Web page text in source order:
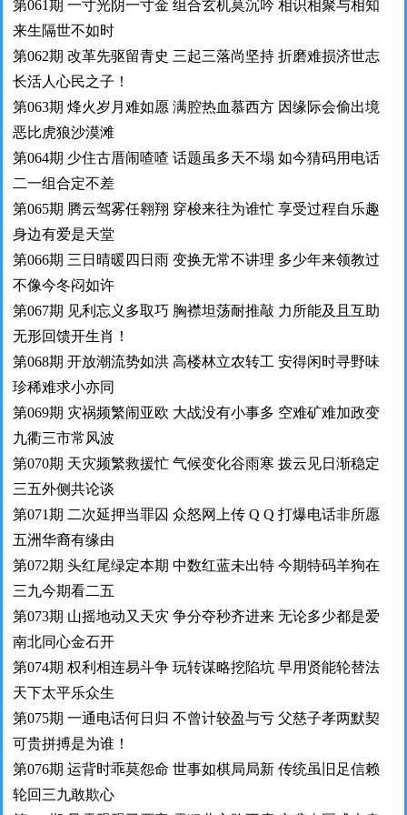
第061期 一寸光阴一寸金 组合玄机莫沉吟 相识相聚与相知
来生隔世不如时
第062期 改革先驱留青史 三起三落尚坚持 折磨难损济世志
长活人心民之子！
第063期 烽火岁月难如愿 满腔热血慕西方 因缘际会偷出境
恶比虎狼沙漠滩
第064期 少住古厝闹喳喳 话题虽多天不塌 如今猜码用电话
二一组合定不差
第065期 腾云驾雾任翱翔 穿梭来往为谁忙 享受过程自乐趣
身边有爱是天堂
第066期 三日晴暖四日雨 变换无常不讲理 多少年来领教过
不像今冬闷如许
第067期 见利忘义多取巧 胸襟坦荡耐推敲 力所能及且互助
无形回馈开生肖！
第068期 开放潮流势如洪 高楼林立农转工 安得闲时寻野味
珍稀难求小亦同
第069期 灾祸频繁闹亚欧 大战没有小事多 空难矿难加政变
九衢三市常风波
第070期 天灾频繁救援忙 气候变化谷雨寒 拨云见日渐稳定
三五外侧共论谈
第071期 二次延押当罪囚 众怒网上传 Q Q 打爆电话非所愿
五洲华裔有缘由
第072期 头红尾绿定本期 中数红蓝未出特 今期特码羊狗在
三九今期看二五
第073期 山摇地动又天灾 争分夺秒齐进来 无论多少都是爱
南北同心金石开
第074期 权利相连易斗争 玩转谋略挖陷坑 早用贤能轮替法
天下太平乐众生
第075期 一通电话何日归 不曾计较盈与亏 父慈子孝两默契
可贵拼搏是为谁！
第076期 运背时乖莫怨命 世事如棋局局新 传统虽旧足信赖
轮回三九敢欺心